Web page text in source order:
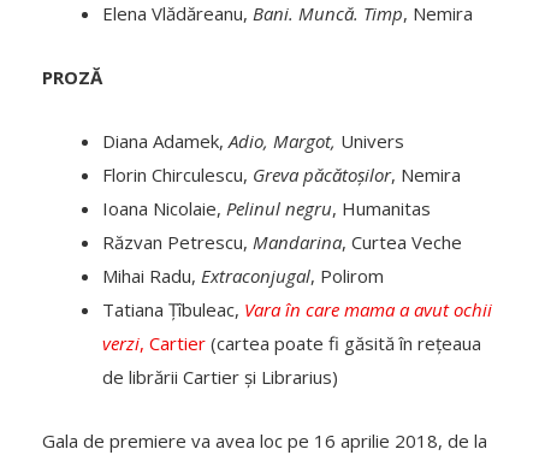
Elena Vlădăreanu, Bani. Muncă. Timp, Nemira
PROZĂ
Diana Adamek,Adio, Margot, Univers
Florin Chirculescu, Greva păcătoșilor, Nemira
Ioana Nicolaie, Pelinul negru, Humanitas
Răzvan Petrescu, Mandarina, Curtea Veche
Mihai Radu, Extraconjugal, Polirom
Tatiana Țîbuleac, Vara în care mama a avut ochii
verzi, Cartier (cartea poate fi găsită în rețeaua
de librării Cartier și Librarius)
Gala de premiere va avea loc pe 16 aprilie 2018, de la